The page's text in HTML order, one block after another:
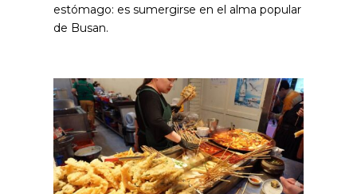
estómago: es sumergirse en el alma popular
de Busan.